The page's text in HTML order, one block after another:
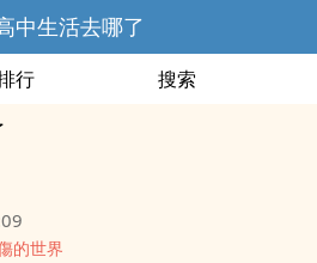
中生活去哪了
行 搜索
的世界